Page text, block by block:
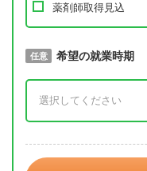
薬剤師取得見込
必須 取得予定年
任意 希望の就業時期